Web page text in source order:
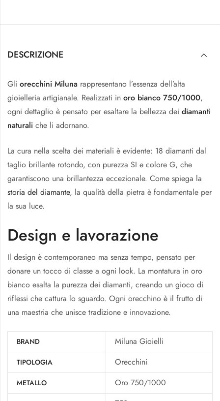
DESCRIZIONE
Gli orecchini Miluna rappresentano l’essenza dell’alta
gioielleria artigianale. Realizzati in oro bianco 750/1000,
ogni dettaglio è pensato per esaltare la bellezza dei diamanti
naturali che li adornano.
La cura nella scelta dei materiali è evidente: 18 diamanti dal
taglio brillante rotondo, con purezza SI e colore G, che
garantiscono una brillantezza eccezionale. Come spiega la
storia del diamante, la qualità della pietra è fondamentale per
la sua luce.
Design e lavorazione
Il design è contemporaneo ma senza tempo, pensato per
donare un tocco di classe a ogni look. La montatura in oro
bianco esalta la purezza dei diamanti, creando un gioco di
riflessi che cattura lo sguardo. Ogni orecchino è il frutto di
una maestria che unisce tradizione e innovazione.
BRAND Miluna Gioielli
TIPOLOGIA Orecchini
METALLO Oro 750/1000